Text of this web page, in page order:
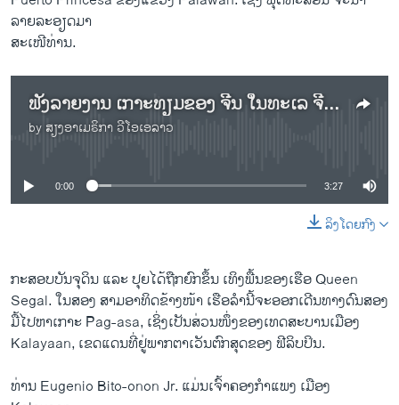
ລາຍ​ລະອຽດ​ມາ
ສະ​ເໜີ​ທ່ານ.
ຟັງລາຍງານ ເກາະທຽມຂອງ ຈີນ ໃນທະເລ ຈີນໃຕ້ ແມ່ນສາມາດ ແນມເຫັນໄດ້ ຈາກເກາະ Pag-asa ຂອງ ຟີລິບປິນ
by ສຽງອາເມຣິກາ ວີໂອເອລາວ
No media source currently available
0:00 3:27
ລິງໂດຍກົງ
ກະສອບ​ບັນຈຸ​ດິນ ​ແລະ ​ປຸຍ​ໄດ້​ຖືກ​ຍົກ​ຂຶ້ນ ​ເທິງ​ພື້ນ​ຂອງເຮືອ Queen
Segal. ​ໃນ​ສອງ ສາມອາທິດ​ຂ້າງໜ້າ ​ເຮືອ​ລຳ​ນີ້ຈະ​ອອກ​ເດີນທາງດົນ​ສອງ​
ມື້​ໄປ​ຫາ​ເກາ​ະ Pag-asa, ​ເຊິ່ງ​ເປັນ​ສ່ວນ​ໜຶ່ງ​ຂອງ​ເທດສະ​ບານ​ເມືອງ
Kalayaan, ​ເຂດແດ​ນທີ່ຢູ່​ພາກ​ຕາ​ເວັນ​ຕົກ​ສຸດ​ຂອງ ຟີ​ລິບ​ປິນ.
ທ່ານ Eugenio Bito-onon Jr. ​ແມ່ນ​ເຈົ້າ​ຄອງ​ກຳແພງ ເມືອງ